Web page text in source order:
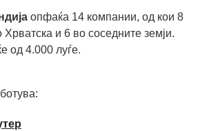
опфаќа 14 компании, од кои 8
и 6 во соседните земји.
од 4.000 луѓе.